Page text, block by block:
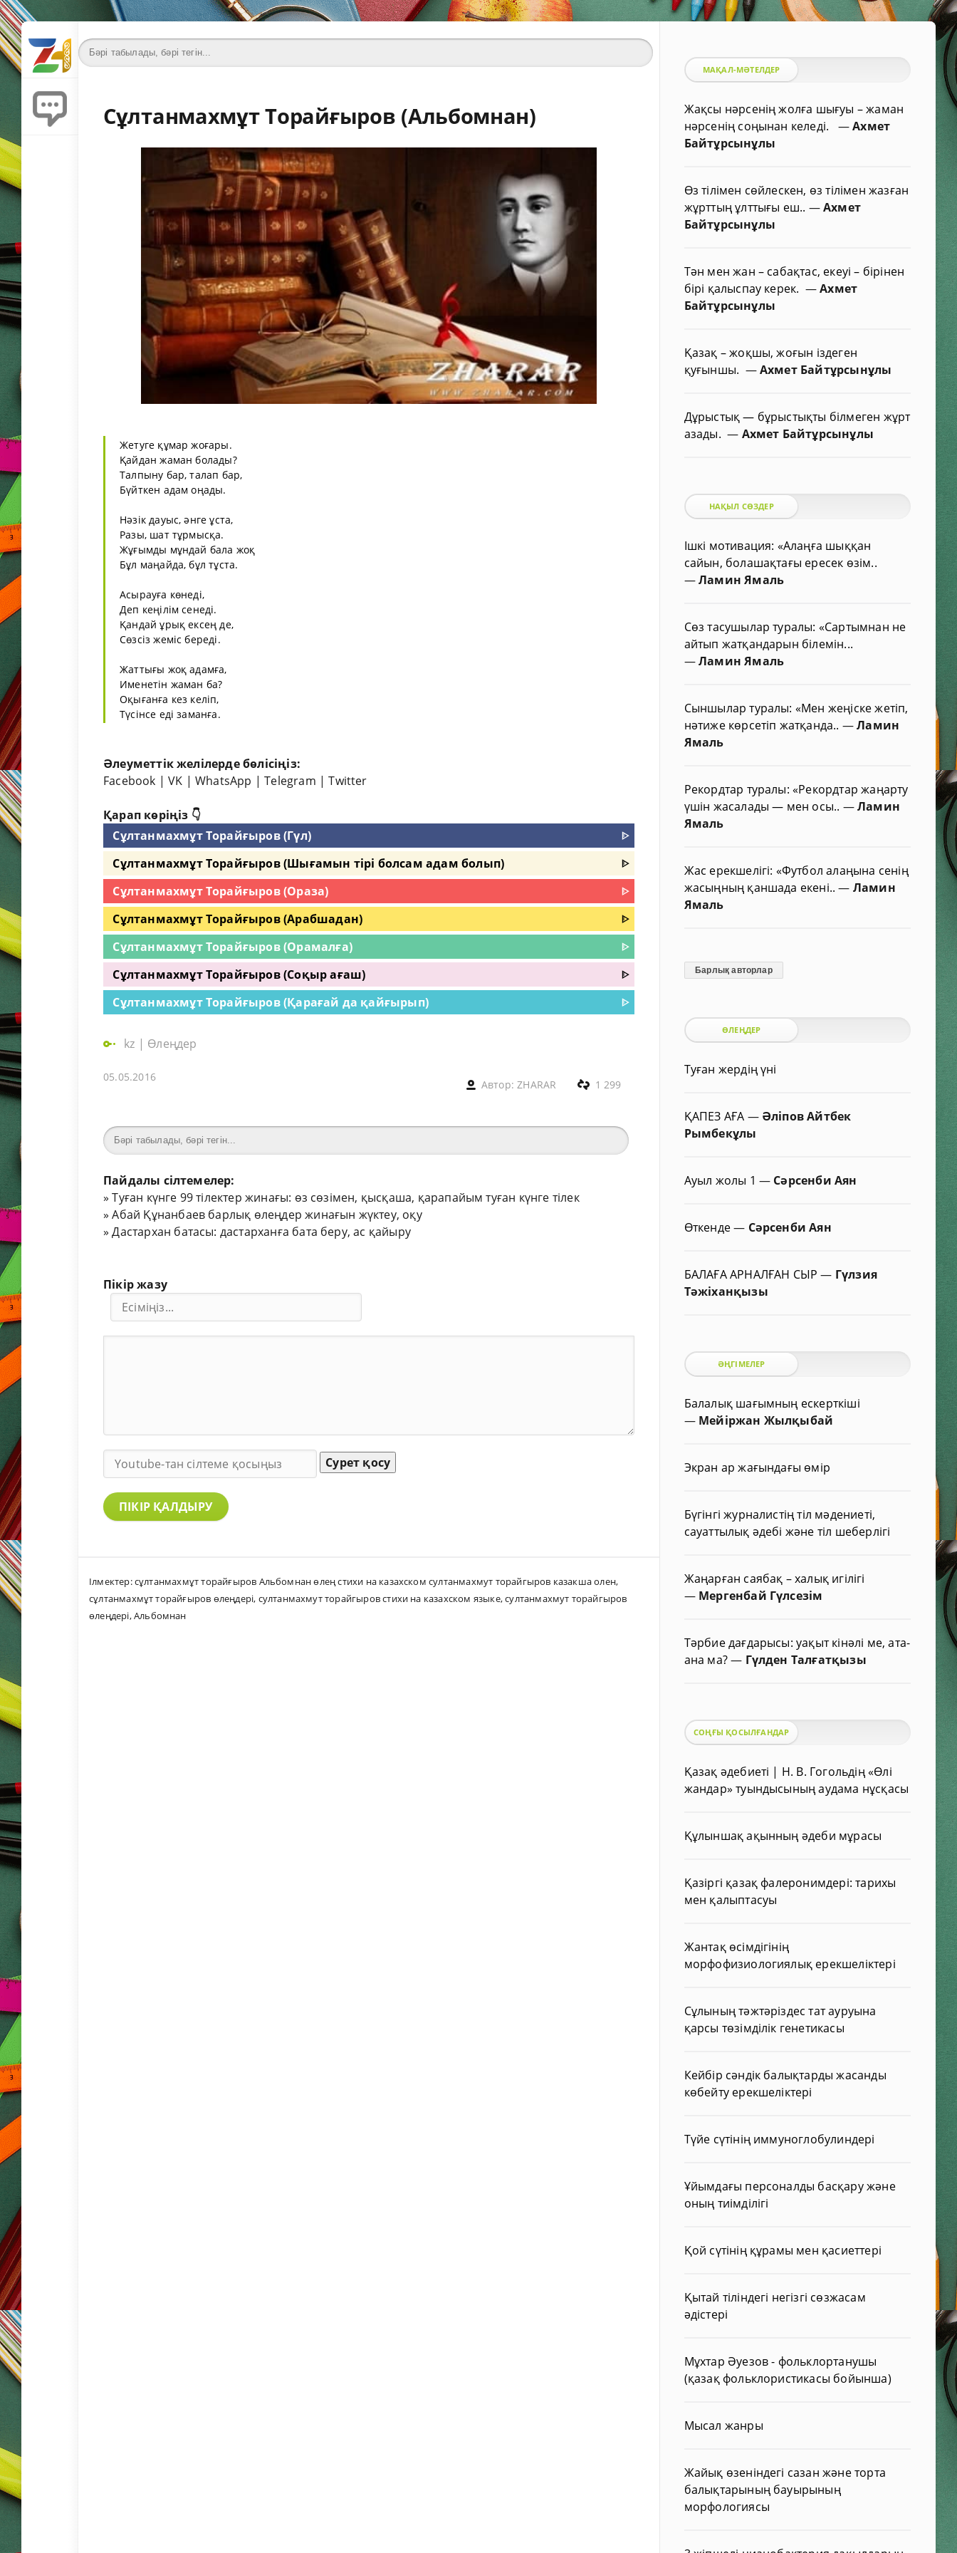
Сұлтанмахмұт Торайғыров (Альбомнан)
Жетуге құмар жоғары.
Қайдан жаман болады?
Талпыну бар, талап бар,
Бүйткен адам оңады.
Нәзік дауыс, әнге ұста,
Разы, шат тұрмысқа.
Жұғымды мұндай бала жоқ
Бұл маңайда, бұл тұста.
Асырауға көнеді,
Деп кеңілім сенеді.
Қандай ұрық ексең де,
Сөзсіз жеміс береді.
Жаттығы жоқ адамға,
Именетін жаман ба?
Оқығанға кез келіп,
Түсінсе еді заманға.
Әлеуметтік желілерде бөлісіңіз:
Facebook |VK |WhatsApp |Telegram |Twitter
Қарап көріңіз 👇
Сұлтанмахмұт Торайғыров (Гүл)
ᐈ
Сұлтанмахмұт Торайғыров (Шығамын тірі болсам адам болып)
ᐈ
Сұлтанмахмұт Торайғыров (Ораза)
ᐈ
Сұлтанмахмұт Торайғыров (Арабшадан)
ᐈ
Сұлтанмахмұт Торайғыров (Орамалға)
ᐈ
Сұлтанмахмұт Торайғыров (Соқыр ағаш)
ᐈ
Сұлтанмахмұт Торайғыров (Қарағай да қайғырып)
ᐈ
kz | Өлеңдер
05.05.2016
Автор:ZHARAR 1 299
Пайдалы сілтемелер:
»Туған күнге 99 тілектер жинағы: өз сөзімен, қысқаша, қарапайым туған күнге тілек
»Абай Құнанбаев барлық өлеңдер жинағын жүктеу, оқу
»Дастархан батасы: дастарханға бата беру, ас қайыру
Пікір жазу
Сурет қосу
ПІКІР ҚАЛДЫРУ
Ілмектер:сұлтанмахмұт торайғыров Альбомнан өлең стихи на казахском султанмахмут торайгыров казакша олен,
сұлтанмахмұт торайғыров өлеңдері, султанмахмут торайгыров стихи на казахском языке,султанмахмут торайгыров
өлеңдері,Альбомнан
МАҚАЛ-МӘТЕЛДЕР
Жақсы нәрсенің жолға шығуы – жаман
нәрсенің соңынан келеді. —Ахмет
Байтұрсынұлы
Өз тілімен сөйлескен, өз тілімен жазған
жұрттың ұлттығы еш.. —Ахмет
Байтұрсынұлы
Тән мен жан – сабақтас, екеуі – бірінен
бірі қалыспау керек. —Ахмет
Байтұрсынұлы
Қазақ – жоқшы, жоғын іздеген
қуғыншы. —Ахмет Байтұрсынұлы
Дұрыстық — бұрыстықты білмеген жұрт
азады.— Ахмет Байтұрсынұлы
НАҚЫЛ СӨЗДЕР
Ішкі мотивация: «Алаңға шыққан
сайын, болашақтағы ересек өзім..
—Ламин Ямаль
Сөз тасушылар туралы: «Сартымнан не
айтып жатқандарын білемін...
—Ламин Ямаль
Сыншылар туралы: «Мен жеңіске жетіп,
нәтиже көрсетіп жатқанда.. —Ламин
Ямаль
Рекордтар туралы: «Рекордтар жаңарту
үшін жасалады — мен осы.. —Ламин
Ямаль
Жас ерекшелігі: «Футбол алаңына сенің
жасыңның қаншада екені..— Ламин
Ямаль
Барлық авторлар
ӨЛЕҢДЕР
Туған жердің үні
ҚАПЕЗ АҒА — Әліпов Айтбек
Рымбекұлы
Ауыл жолы 1 — Сәрсенби Аян
Өткенде— Сәрсенби Аян
БАЛАҒА АРНАЛҒАН СЫР— Гүлзия
Тәжіханқызы
ӘҢГІМЕЛЕР
Балалық шағымның ескерткіші
— Мейіржан Жылқыбай
Экран ар жағындағы өмір
Бүгінгі журналистің тіл мәдениеті,
сауаттылық әдебі және тіл шеберлігі
Жаңарған саябақ – халық игілігі
— Мергенбай Гүлсезім
Тәрбие дағдарысы: уақыт кінәлі ме, ата-
ана ма?— Гүлден Талғатқызы
СОҢҒЫ ҚОСЫЛҒАНДАР
Қазақ әдебиеті | Н. В. Гогольдің «Өлі
жандар» туындысының аудама нұсқасы
Құлыншақ ақынның әдеби мұрасы
Қазіргі қазақ фалеронимдері: тарихы
мен қалыптасуы
Жантақ өсімдігінің
морфофизиологиялық ерекшеліктері
Сұлының тәжтәріздес тат ауруына
қарсы төзімділік генетикасы
Кейбір сәндік балықтарды жасанды
көбейту ерекшеліктері
Түйе сүтінің иммуноглобулиндері
Ұйымдағы персоналды басқару және
оның тиімділігі
Қой сүтінің құрамы мен қасиеттері
Қытай тіліндегі негізгі сөзжасам
әдістері
Мұхтар Әуезов - фольклортанушы
(қазақ фольклористикасы бойынша)
Мысал жанры
Жайық өзеніндегі сазан және торта
балықтарының бауырының
морфологиясы